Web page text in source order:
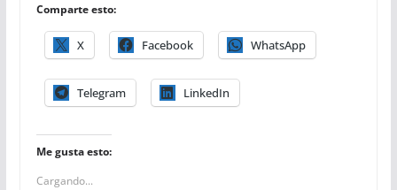
Comparte esto:
X Facebook WhatsApp
Telegram LinkedIn
Me gusta esto:
Cargando...